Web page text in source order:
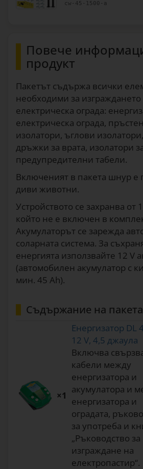
cw-45-1500-a
Повече
продукт
Пакетът съдържа всички
необходими за изграждането
електрическа ограда:
електрическа ограда,
изолатори, ъглови
дръжки за врата, изолатори
предупредителни табели.
Включеният в пакета шнур е
диви животни.
Устройството се захранва от
който не е включен в
Акумулаторът се зарежда
соларната система. За
енергията използвайте 12 V
(автомобилен акумулатор с
мин. 45 Ah).
Съдържание на пакета
×1
Енергизатор DL
12 V, 4,5 джаула
Включва
кабели между
енергизатора и
акумулатора и
енергизатора и
оградата,
за употреба и
„Ръководство за
изграждане на
електропастир“.